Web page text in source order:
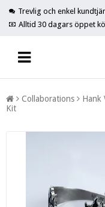
Trevlig och enkel
Alltid 30 dagars öppet
Collaborations Hank
Kit